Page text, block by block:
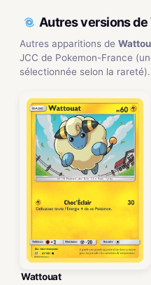
Autres versions
Autres apparitions de
JCC de Pokemon-France
sélectionnée selon la rareté).
Wattouat